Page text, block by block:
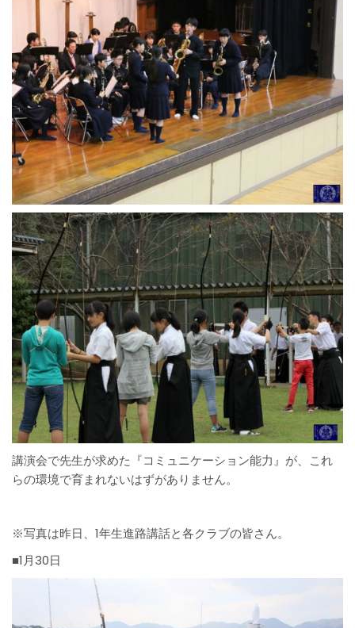
講演会で先生が求めた『コミュニケーション能力』が、これ
らの環境で育まれないはずがありません。
※写真は昨日、1年生進路講話と各クラブの皆さん。
■1月30日